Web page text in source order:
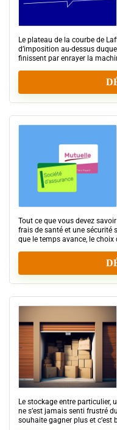
Le plateau de la courbe de
d’imposition au-dessus
finissent par enrayer la
Tout ce que vous devez
frais de santé et une sécurité
que le temps avance, le choix
Le stockage entre particulier,
ne s’est jamais senti frustré
souhaite gagner plus et c’est